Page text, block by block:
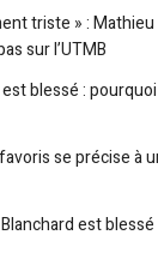
triste » : Mathieu
sur l’UTMB
blessé :
se précise à
est blessé